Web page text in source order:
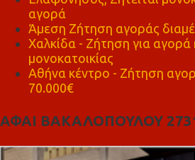
αγορά
Άμεση Ζήτηση αγοράς
Χαλκίδα - Ζήτηση για αγορά
μονοκατοικίας
Αθήνα κέντρο - Ζήτηση
70.000€
ΑΦΑΙ ΒΑΚΑΛΟΠΟΥΛΟΥ